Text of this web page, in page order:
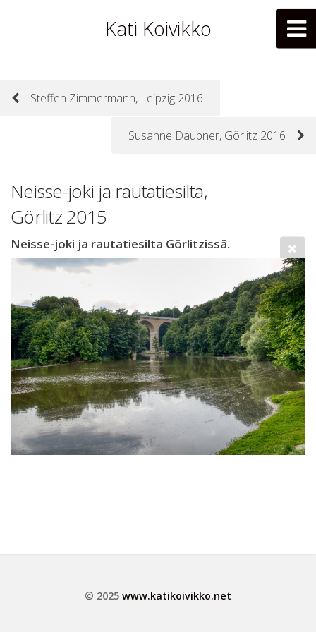
Kati Koivikko
Steffen Zimmermann, Leipzig 2016
Susanne Daubner, Görlitz 2016
Neisse-joki ja rautatiesilta,
Görlitz 2015
Neisse-joki ja rautatiesilta Görlitzissä.
© 2025 www.katikoivikko.net